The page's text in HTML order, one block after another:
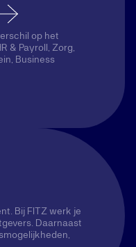
op het
& Payroll, Zorg,
Business
Bij FITZ werk je
Daarnaast